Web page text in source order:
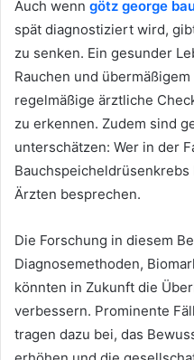
Auch wenn götz george
spät diagnostiziert wird,
zu senken. Ein gesunder
Rauchen und
regelmäßige ärztliche
zu erkennen. Zudem sind
unterschätzen: Wer in der
Ärzten besprechen.
Die Forschung in diesem
Diagnosemethoden,
könnten in Zukunft die
verbessern. Prominente
tragen dazu bei, das